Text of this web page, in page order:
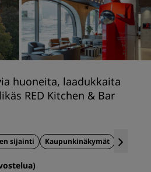
huoneita, laadukkaita
RED Kitchen & Bar
sijainti Kaupunkinäkymät Lähellä